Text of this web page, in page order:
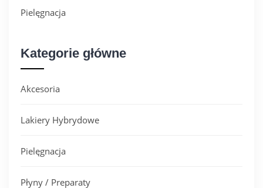
Pielęgnacja
Kategorie główne
Akcesoria
Lakiery Hybrydowe
Pielęgnacja
Płyny / Preparaty